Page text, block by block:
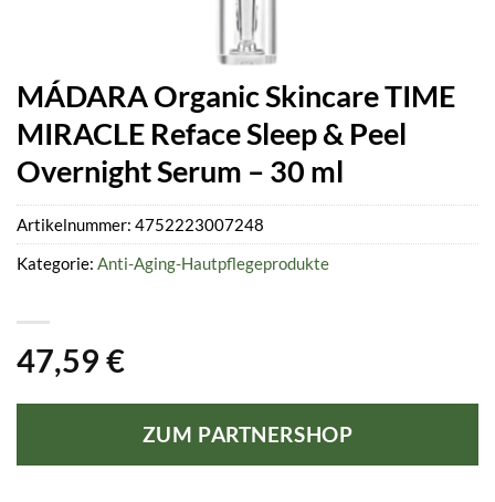
MÁDARA Organic Skincare TIME
MIRACLE Reface Sleep & Peel
Overnight Serum – 30 ml
47,59 €
ZUM PARTNERSHOP
Artikelnummer: 4752223007248
Kategorie: Anti-Aging-Hautpflegeprodukte